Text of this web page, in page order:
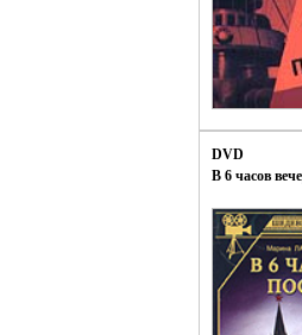
DVD
В 6 часов